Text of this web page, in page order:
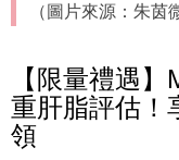
（圖片來源：朱茵
【限量禮遇
重肝脂評估！
領